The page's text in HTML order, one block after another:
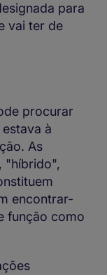
para
vai ter de
procurar
à
As
"híbrido",
encontrar-
função como